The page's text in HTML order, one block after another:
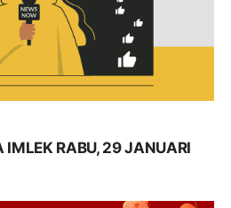
IMLEK RABU, 29 JANUARI